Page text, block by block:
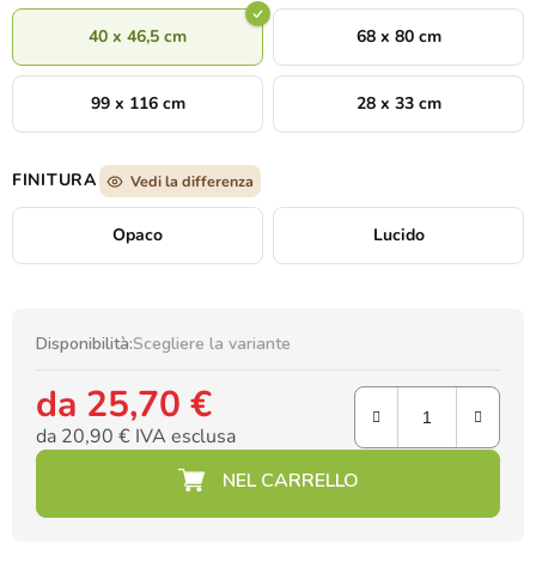
40 x 46,5 cm 68 x 80 cm
99 x 116 cm 28 x 33 cm
FINITURA Vedi la differenza
Opaco Lucido
Disponibilità:Scegliere la variante
da 25,70 €
da 20,90 € IVA esclusa
Prezzo della misura: